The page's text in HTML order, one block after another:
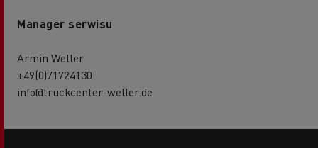
Manager serwisu
Armin Weller
+49(0)71724130
info@truckcenter-weller.de